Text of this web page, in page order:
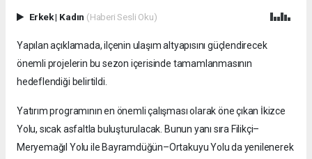
Erkek| Kadın (Haberi Sesli Oku)
Yapılan açıklamada, ilçenin ulaşım altyapısını güçlendirecek
önemli projelerin bu sezon içerisinde tamamlanmasının
hedeflendiği belirtildi.
Yatırım programının en önemli çalışması olarak öne çıkan İkizce
Yolu, sıcak asfaltla buluşturulacak. Bunun yanı sıra Filikçi–
Meryemağıl Yolu ile Bayramdüğün–Ortakuyu Yolu da yenilenerek